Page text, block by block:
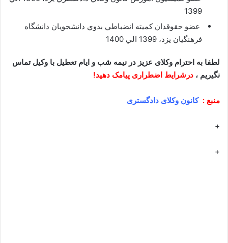
1399
عضو حقوقدان کميته انضباطي بدوي دانشجويان دانشگاه
فرهنگيان يزد، 1399 الي 1400
لطفا به احترام وکلای عزیز در نیمه شب و ایام تعطیل با وکیل تماس
نگیریم ، درشرایط اضطراری پیامک دهید!
منبع : کانون وکلای دادگستری
+
+